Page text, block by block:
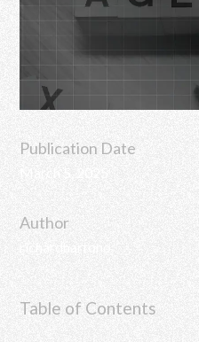
Publication Date
Author
Table of Contents